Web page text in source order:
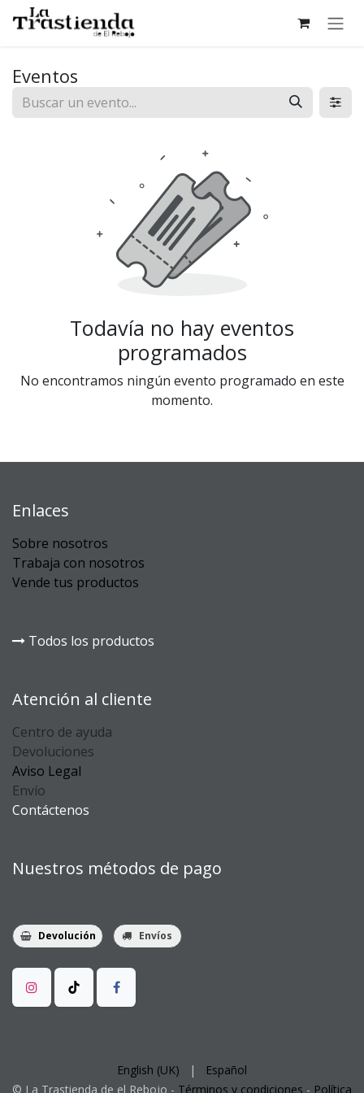
Ir al contenido
Eventos
Todavía no hay eventos
programados
No encontramos ningún evento programado en este
momento.
Enlaces
Sobre nosotros
Trabaja con nosotros
Vende tus productos
Todos los productos
Atención al cliente
Centro de ayuda
Devoluciones
Aviso Legal
Envío
Contáctenos
Nuestros métodos de pago
Devolución Envíos
© La Trastienda de el Rebojo - Términos y condiciones - Política
English (UK) | Español